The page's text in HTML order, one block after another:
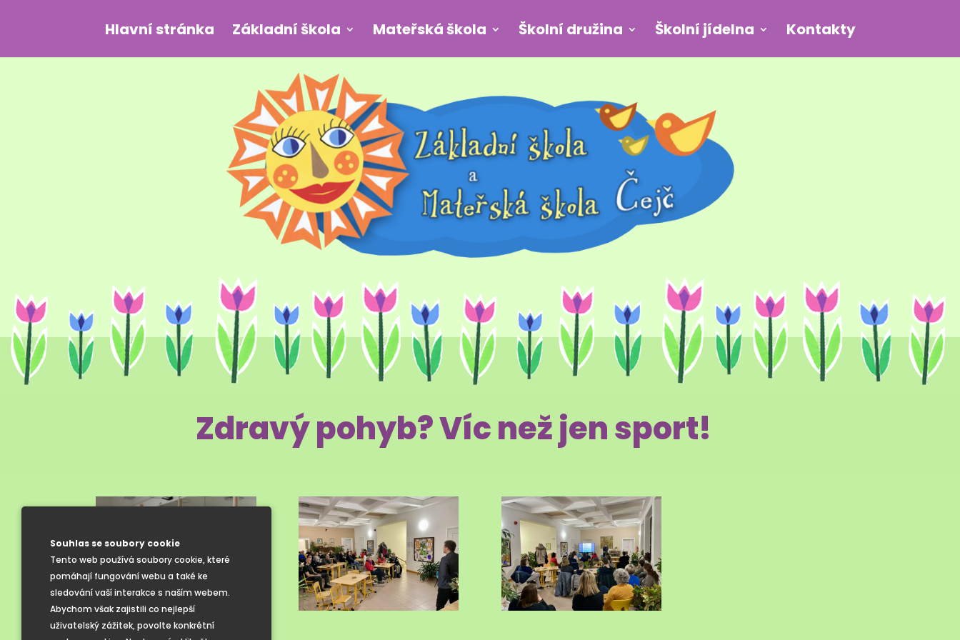
Souhlas se soubory cookie
Tento web používá soubory cookie, které
pomáhají fungování webu a také ke
sledování vaší interakce s naším webem.
Abychom však zajistili co nejlepší
uživatelský zážitek, povolte konkrétní
Hlavní stránka Základní škola Mateřská škola Školní družina Školní jídelna Kontakty
Zdravý pohyb? Víc než jen sport!